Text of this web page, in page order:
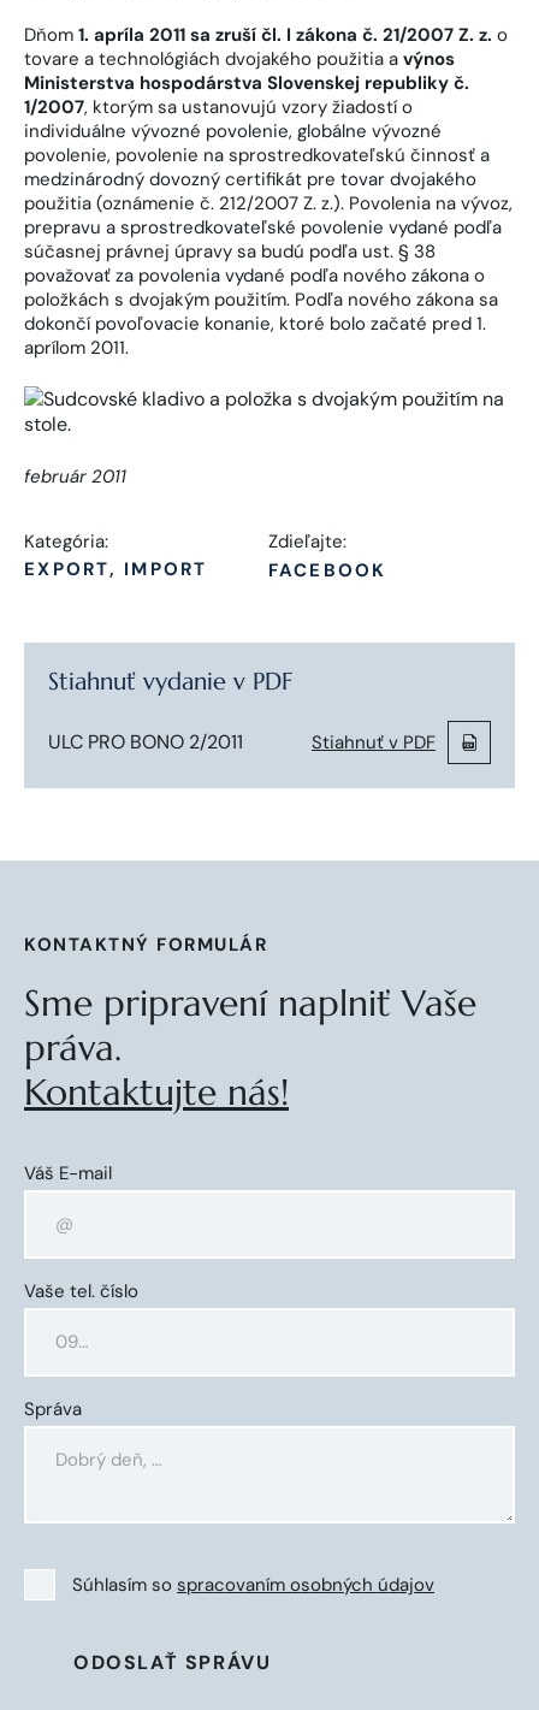
Dňom 1. apríla 2011 sa zruší čl. I zákona č. 21/2007 Z. z. o
tovare a technológiách dvojakého použitia a výnos
Ministerstva hospodárstva Slovenskej republiky č.
1/2007, ktorým sa ustanovujú vzory žiadostí o
individuálne vývozné povolenie, globálne vývozné
povolenie, povolenie na sprostredkovateľskú činnosť a
medzinárodný dovozný certifikát pre tovar dvojakého
použitia (oznámenie č. 212/2007 Z. z.). Povolenia na vývoz,
prepravu a sprostredkovateľské povolenie vydané podľa
súčasnej právnej úpravy sa budú podľa ust. § 38
považovať za povolenia vydané podľa nového zákona o
položkách s dvojakým použitím. Podľa nového zákona sa
dokončí povoľovacie konanie, ktoré bolo začaté pred 1.
aprílom 2011.
február 2011
Kategória:
EXPORT, IMPORT
Zdieľajte:
FACEBOOK
Stiahnuť vydanie v PDF
ULC PRO BONO 2/2011 Stiahnuť v PDF
KONTAKTNÝ FORMULÁR
Sme pripravení naplniť Vaše
práva.
Kontaktujte nás!
Váš E-mail
Vaše tel. číslo
Správa
Súhlasím so spracovaním osobných údajov
ODOSLAŤ SPRÁVU